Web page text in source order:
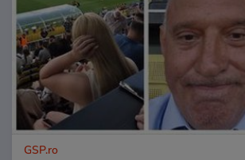
GSP.ro